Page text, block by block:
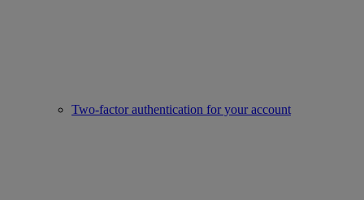
Two-factor authentication for your account